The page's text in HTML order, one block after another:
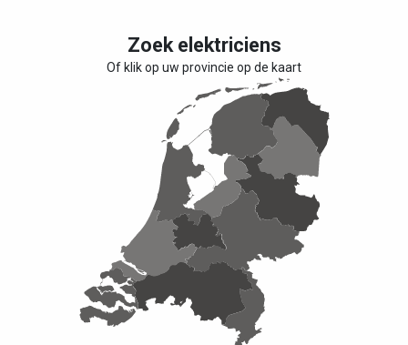
Zoek elektriciens
Of klik op uw provincie op de kaart